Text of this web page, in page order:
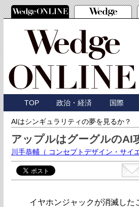
TOP 政治・経済 国際
AIはシンギュラリティの夢を見るか？
アップルはグーグルのAI
川手恭輔 （ コンセプトデザイン・サイ
イヤホンジャックが消滅した